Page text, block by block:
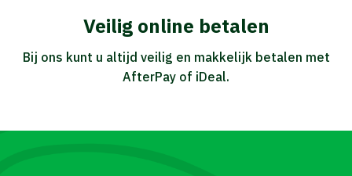
Veilig online betalen
Bij ons kunt u altijd veilig en makkelijk betalen met
AfterPay of iDeal.